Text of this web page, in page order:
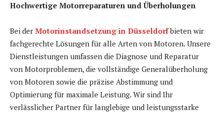
Hochwertige Motorreparaturen und Überholungen
Bei der Motorinstandsetzung in Düsseldorfbieten wir
fachgerechte Lösungen für alle Arten von Motoren. Unsere
Dienstleistungen umfassen die Diagnose und Reparatur
von Motorproblemen, die vollständige Generalüberholung
von Motoren sowie die präzise Abstimmung und
Optimierung für maximale Leistung. Wir sind Ihr
verlässlicher Partner für langlebige und leistungsstarke